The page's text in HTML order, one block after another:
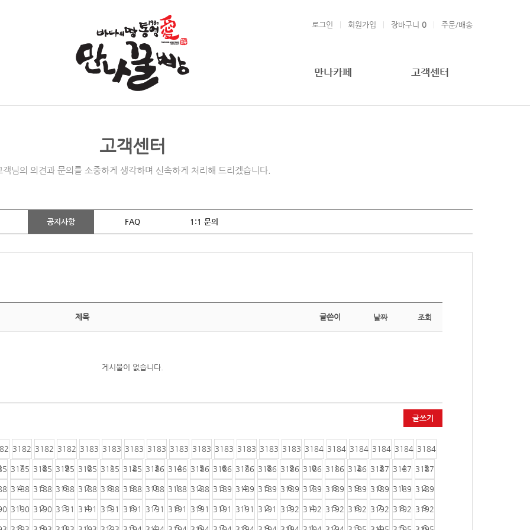
로그인 회원가입 장바구니 0 주문/배송
만나카페 고객센터
고객센터
객님의 의견과 문의를 소중하게 생각하며 신속하게 처리해 드리겠습니다.
공지사항 FAQ 1:1 문의
제목 글쓴이 날짜 조회
게시물이 없습니다.
글쓰기
3182
7
3182
8
3182
9
3183
0
3183
1
3183
2
3183
3
3183
4
3183
5
3183
6
3183
7
3183
8
3183
9
3184
0
3184
1
3184
2
3184
3
3184
4
3184
5
3185
4
3185
5
3185
6
3185
7
3185
8
3185
9
3186
0
3186
1
3186
2
3186
3
3186
4
3186
5
3186
6
3186
7
3186
8
3186
9
3187
0
3187
1
3187
2
3188
1
3188
2
3188
3
3188
4
3188
5
3188
6
3188
7
3188
8
3188
9
3189
0
3189
1
3189
2
3189
3
3189
4
3189
5
3189
6
3189
7
3189
8
3189
9
3190
8
3190
9
3191
0
3191
1
3191
2
3191
3
3191
4
3191
5
3191
6
3191
7
3191
8
3191
9
3192
0
3192
1
3192
2
3192
3
3192
4
3192
5
3192
6